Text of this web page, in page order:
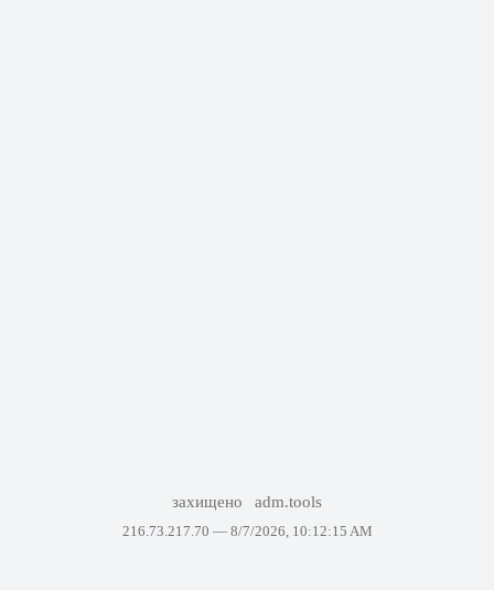
захищено adm.tools
216.73.217.70 — 8/7/2026, 10:12:15 AM